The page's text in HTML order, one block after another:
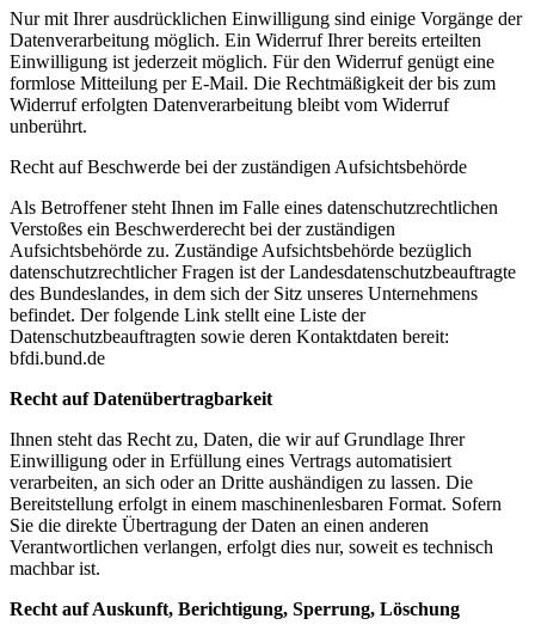
Nur mit Ihrer ausdrücklichen Einwilligung sind einige Vorgänge der
Datenverarbeitung möglich. Ein Widerruf Ihrer bereits erteilten
Einwilligung ist jederzeit möglich. Für den Widerruf genügt eine
formlose Mitteilung per E-Mail. Die Rechtmäßigkeit der bis zum
Widerruf erfolgten Datenverarbeitung bleibt vom Widerruf
unberührt.
Recht auf Beschwerde bei der zuständigen Aufsichtsbehörde
Als Betroffener steht Ihnen im Falle eines datenschutzrechtlichen
Verstoßes ein Beschwerderecht bei der zuständigen
Aufsichtsbehörde zu. Zuständige Aufsichtsbehörde bezüglich
datenschutzrechtlicher Fragen ist der Landesdatenschutzbeauftragte
des Bundeslandes, in dem sich der Sitz unseres Unternehmens
befindet. Der folgende Link stellt eine Liste der
Datenschutzbeauftragten sowie deren Kontaktdaten bereit:
bfdi.bund.de
Recht auf Datenübertragbarkeit
Ihnen steht das Recht zu, Daten, die wir auf Grundlage Ihrer
Einwilligung oder in Erfüllung eines Vertrags automatisiert
verarbeiten, an sich oder an Dritte aushändigen zu lassen. Die
Bereitstellung erfolgt in einem maschinenlesbaren Format. Sofern
Sie die direkte Übertragung der Daten an einen anderen
Verantwortlichen verlangen, erfolgt dies nur, soweit es technisch
machbar ist.
Recht auf Auskunft, Berichtigung, Sperrung, Löschung